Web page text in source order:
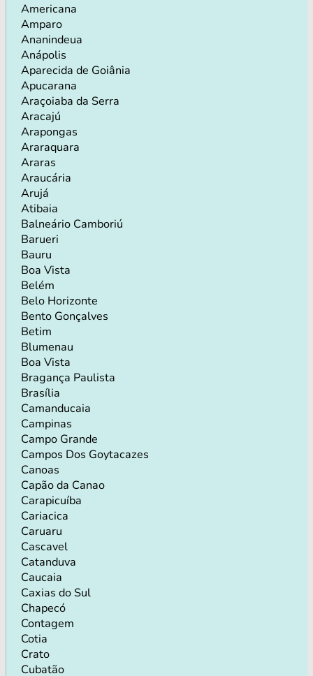
Americana
Amparo
Ananindeua
Anápolis
Aparecida de Goiânia
Apucarana
Araçoiaba da Serra
Aracajú
Arapongas
Araraquara
Araras
Araucária
Arujá
Atibaia
Balneário Camboriú
Barueri
Bauru
Boa Vista
Belém
Belo Horizonte
Bento Gonçalves
Betim
Blumenau
Boa Vista
Bragança Paulista
Brasília
Camanducaia
Campinas
Campo Grande
Campos Dos Goytacazes
Canoas
Capão da Canao
Carapicuíba
Cariacica
Caruaru
Cascavel
Catanduva
Caucaia
Caxias do Sul
Chapecó
Contagem
Cotia
Crato
Cubatão